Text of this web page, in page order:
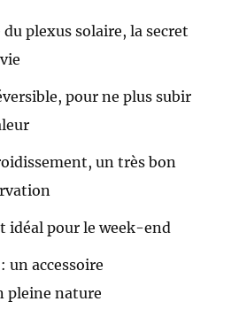
plexus solaire, la secret
pour ne plus subir
un très bon
idéal pour le week-end
un accessoire
pleine nature